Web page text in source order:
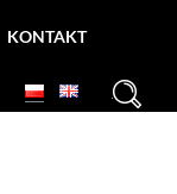
KONTAKT